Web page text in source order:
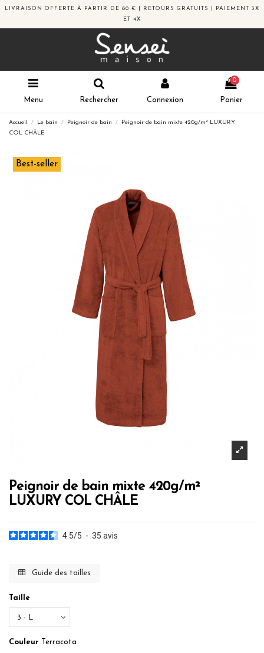
LIVRAISON OFFERTE À PARTIR DE 80 € | RETOURS GRATUITS | PAIEMENT 3X
ET 4X
Menu Rechercher Connexion
0
Panier
Accueil Le bain Peignoir de bain
Peignoir de bain mixte 420g/m² LUXURY
COL CHÂLE
Best-seller
Peignoir de bain mixte 420g/m²
LUXURY COL CHÂLE
4.5/5 - 35 avis
Guide des tailles
Taille
Couleur Terracota